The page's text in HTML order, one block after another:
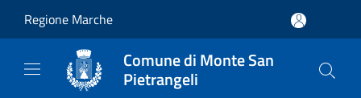
Regione Marche
Comune di Monte San
Pietrangeli